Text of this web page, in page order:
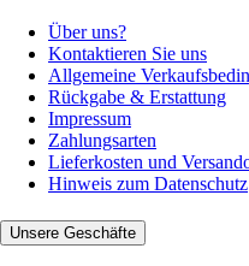
Über uns?
Kontaktieren Sie uns
Allgemeine
Rückgabe & Erstattung
Impressum
Zahlungsarten
Lieferkosten und
Hinweis zum Datenschutz
Unsere Geschäfte